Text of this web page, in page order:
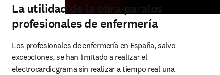
La utilidad de la obra paralos
profesionales de enfermería
Los profesionales de enfermería en España, salvo
excepciones, se han limitado a realizar el
electrocardiograma sin realizar a tiempo real una